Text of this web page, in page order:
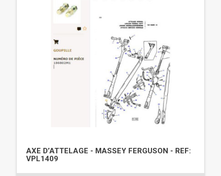
AXE D’ATTELAGE - MASSEY FERGUSON - REF:
VPL1409